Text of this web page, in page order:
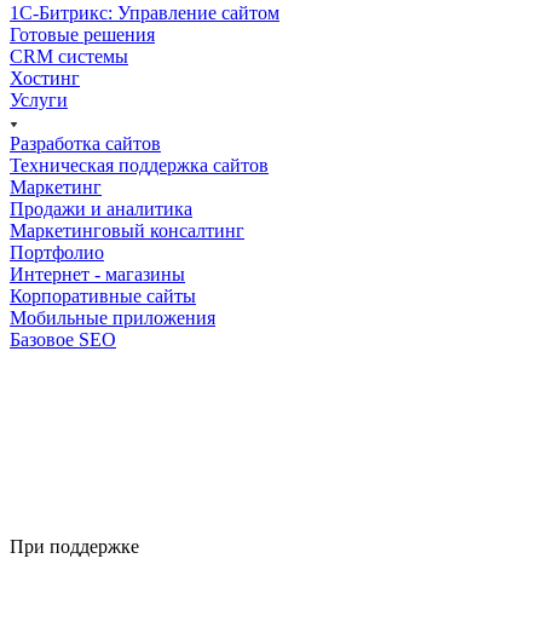
1С-Битрикс: Управление сайтом
Готовые решения
CRM системы
Хостинг
Услуги
Разработка сайтов
Техническая поддержка сайтов
Маркетинг
Продажи и аналитика
Маркетинговый консалтинг
Портфолио
Интернет - магазины
Корпоративные сайты
Мобильные приложения
Базовое SEO
При поддержке